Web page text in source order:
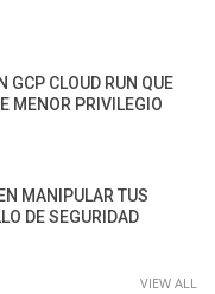
GCP CLOUD RUN QUE
MENOR PRIVILEGIO
MANIPULAR TUS
DE SEGURIDAD
VIEW ALL